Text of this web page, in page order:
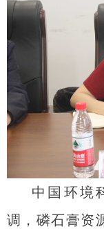
中国环境
调，磷石膏资